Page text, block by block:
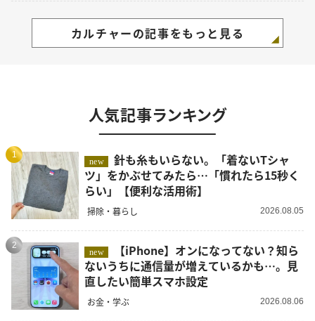
カルチャーの記事をもっと見る
人気記事ランキング
1
new
針も糸もいらない。「着ないTシャ
ツ」をかぶせてみたら…「慣れたら15秒く
らい」【便利な活用術】
掃除・暮らし 2026.08.05
2
new
ないうちに通信量が増えているかも…。見
直したい簡単スマホ設定
お金・学ぶ 2026.08.06